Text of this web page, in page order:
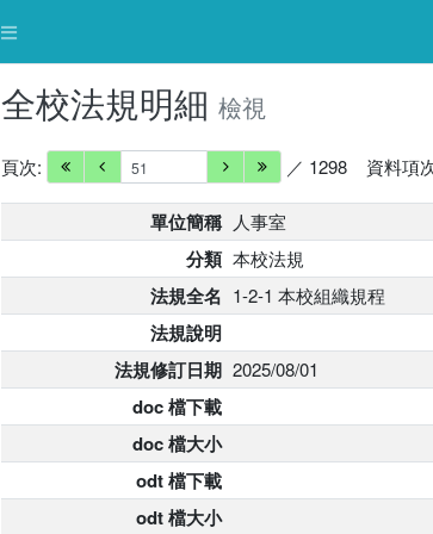
全校法規明細 檢視
頁次: ／ 1298 資料項
單位簡稱 人事室
分類 本校法規
法規全名 1-2-1 本校組織規程
法規說明
法規修訂日期 2025/08/01
doc 檔下載
doc 檔大小
odt 檔下載
odt 檔大小